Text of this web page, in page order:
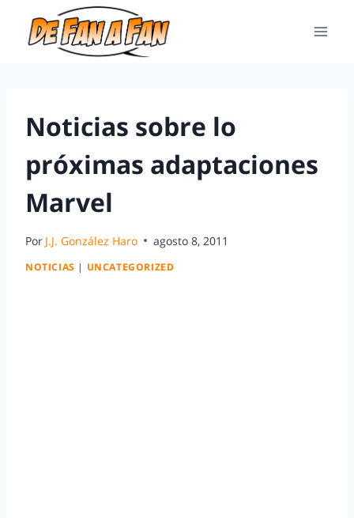
Noticias sobre lo
próximas adaptaciones
Marvel
Por J.J. González Haro agosto 8, 2011
NOTICIAS | UNCATEGORIZED